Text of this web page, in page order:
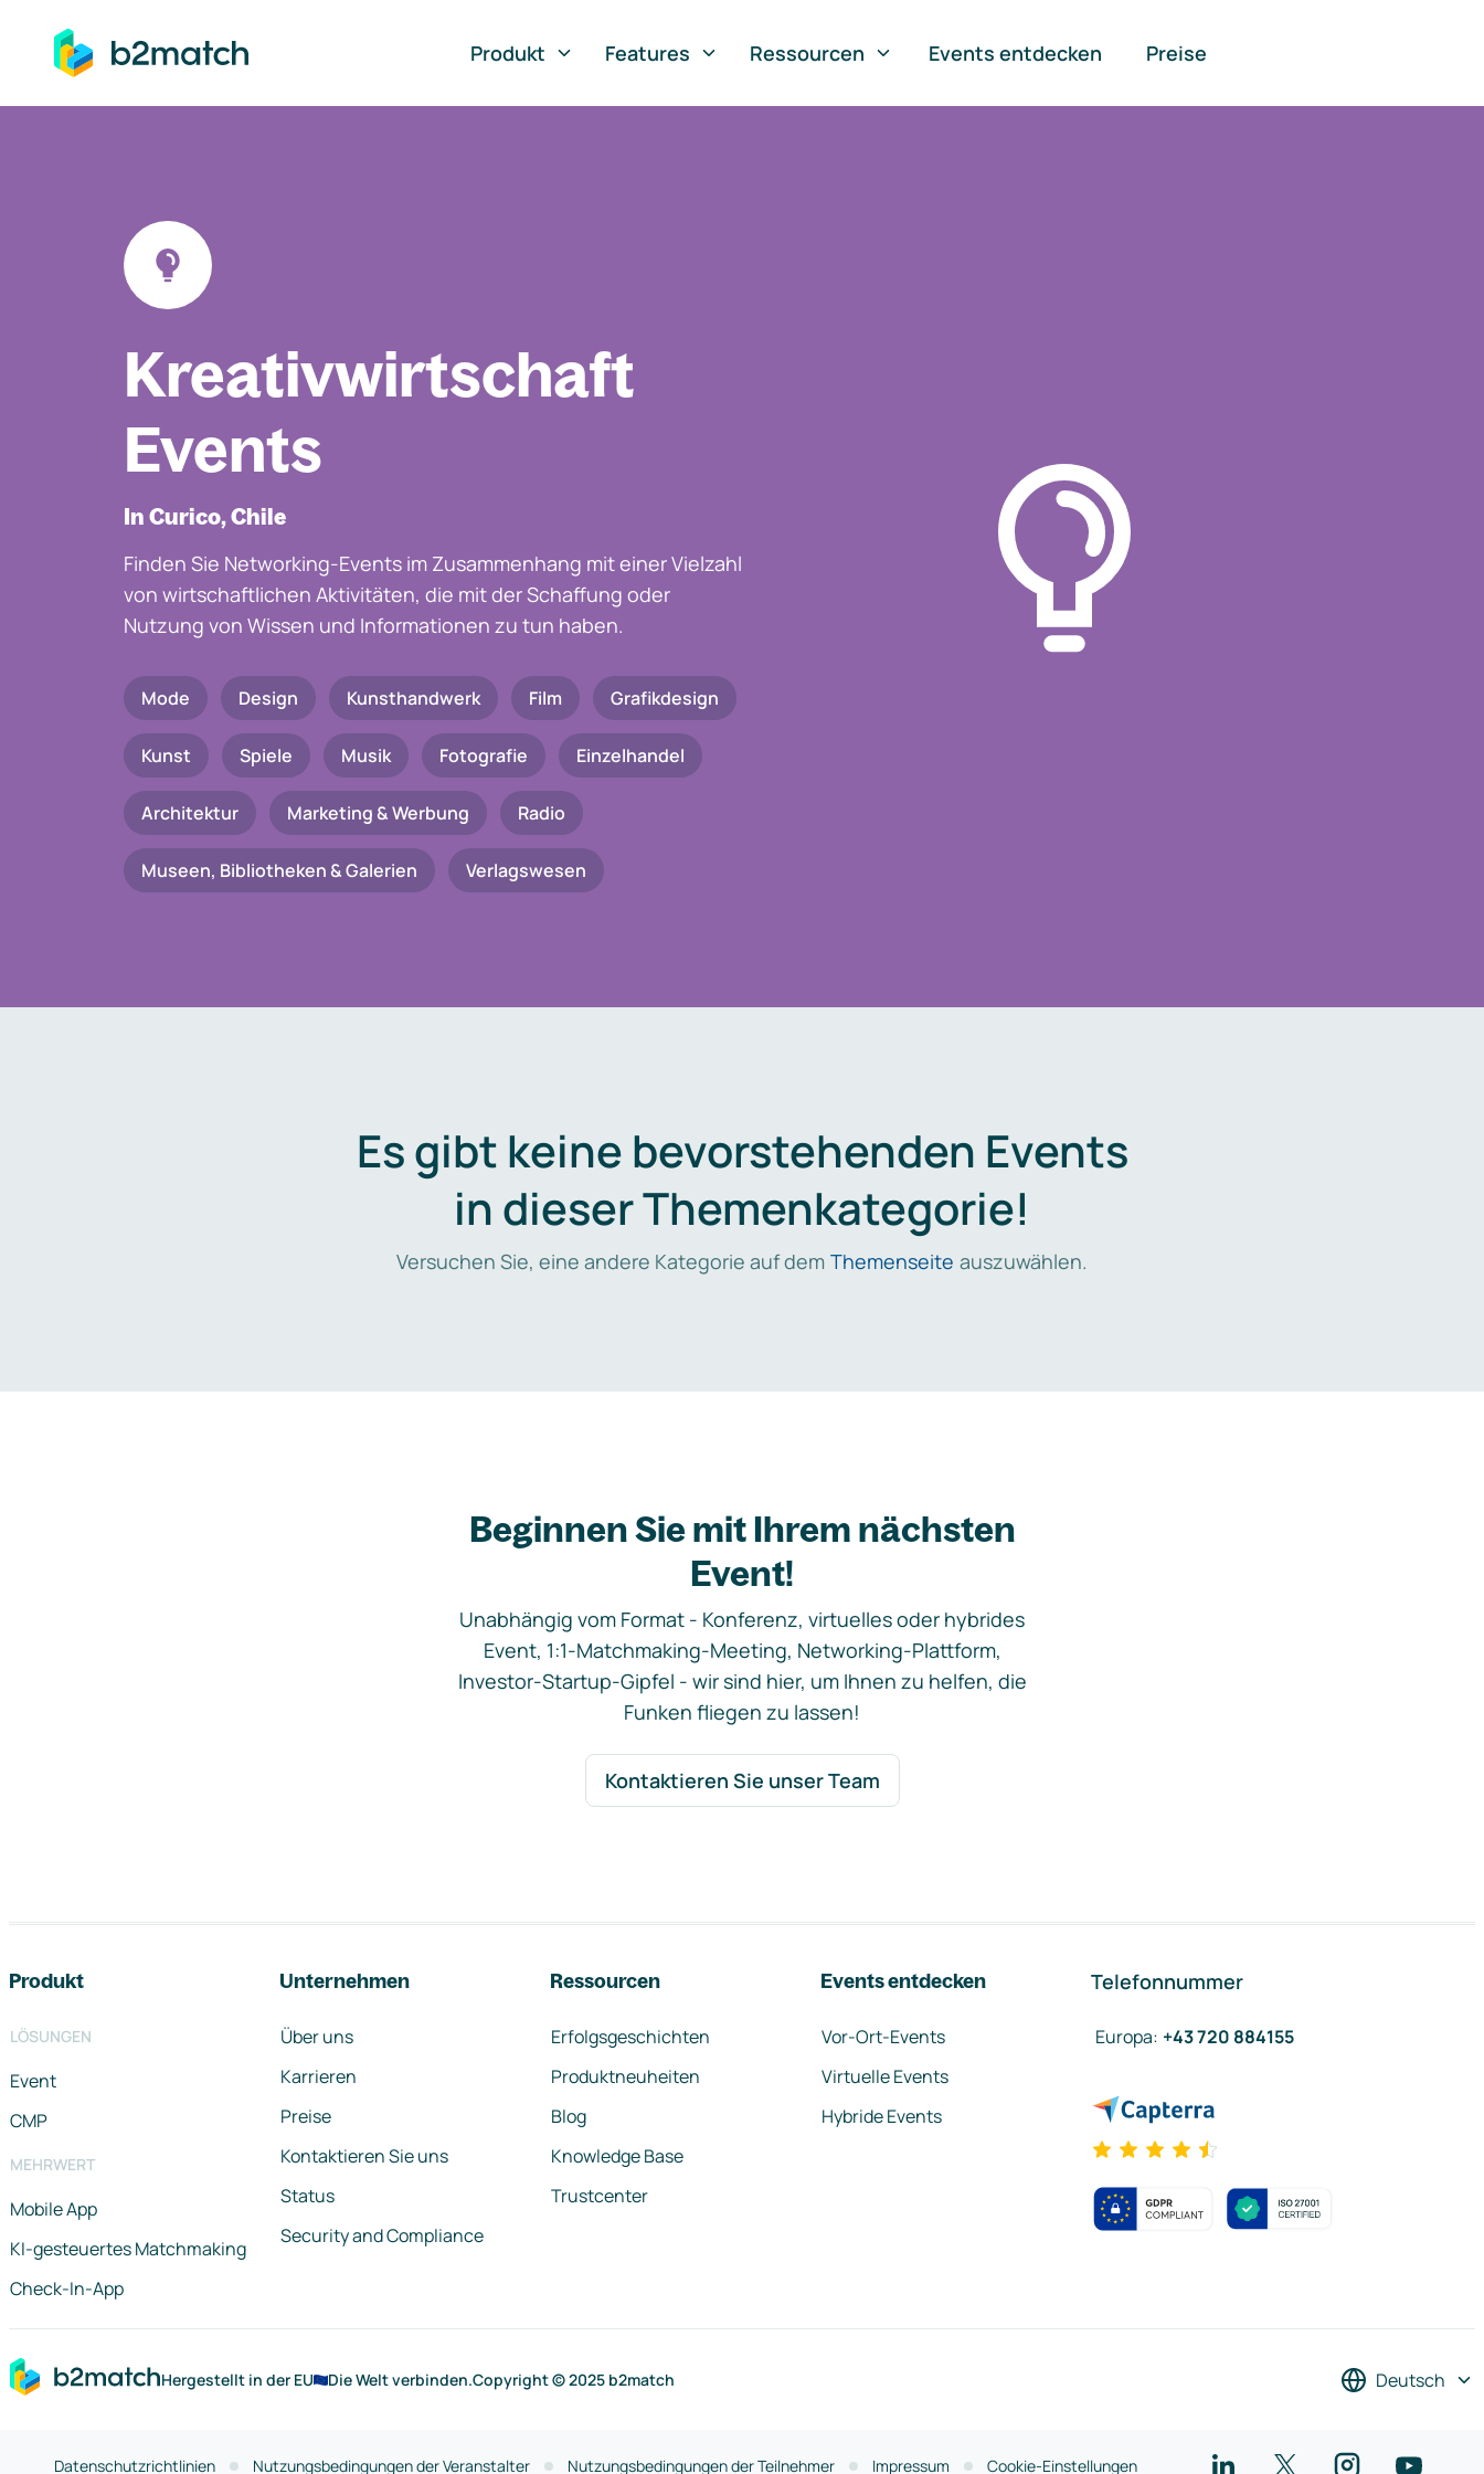
springen
Produkt
Features Ressourcen Events entdecken Preise
Kreativwirtschaft
Events
In Curico, Chile
Finden Sie Networking-Events im Zusammenhang mit einer Vielzahl
von wirtschaftlichen Aktivitäten, die mit der Schaffung oder
Nutzung von Wissen und Informationen zu tun haben.
Mode Design Kunsthandwerk Film Grafikdesign
Kunst Spiele Musik Fotografie Einzelhandel
Architektur Marketing & Werbung Radio
Museen, Bibliotheken & Galerien Verlagswesen
Es gibt keine bevorstehenden Events
in dieser Themenkategorie!
Versuchen Sie, eine andere Kategorie auf dem Themenseite auszuwählen.
Beginnen Sie mit Ihrem nächsten
Event!
Unabhängig vom Format - Konferenz, virtuelles oder hybrides
Event, 1:1-Matchmaking-Meeting, Networking-Plattform,
Investor-Startup-Gipfel - wir sind hier, um Ihnen zu helfen, die
Funken fliegen zu lassen!
Kontaktieren Sie unser Team
Produkt
LÖSUNGEN
Event
CMP
MEHRWERT
Mobile App
KI-gesteuertes Matchmaking
Check-In-App
Unternehmen
Über uns
Karrieren
Preise
Kontaktieren Sie uns
Status
Security and Compliance
Ressourcen
Erfolgsgeschichten
Produktneuheiten
Blog
Knowledge Base
Trustcenter
Events entdecken
Vor-Ort-Events
Virtuelle Events
Hybride Events
Telefonnummer
Europa: +43 720 884155
Hergestellt in der EU Die Welt verbinden.Copyright © 2025 b2match Deutsch
Datenschutzrichtlinien Nutzungsbedingungen der Veranstalter Nutzungsbedingungen der Teilnehmer Impressum Cookie-Einstellungen